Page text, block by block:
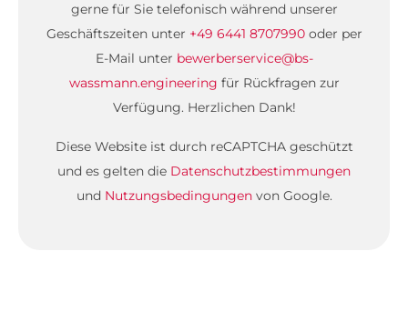
gerne für Sie telefonisch während unserer
Geschäftszeiten unter +49 6441 8707990oder per
E-Mail unter bewerberservice@bs-
wassmann.engineering für Rückfragen zur
Verfügung. Herzlichen Dank!
Diese Website ist durch reCAPTCHA geschützt
und es gelten die Datenschutzbestimmungen
und Nutzungsbedingungenvon Google.